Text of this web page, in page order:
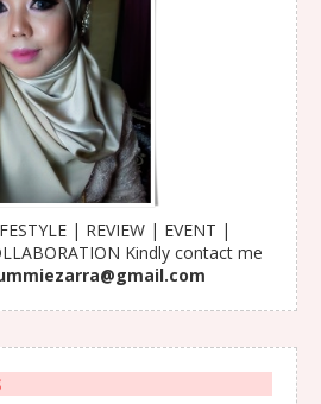
| REVIEW | EVENT |
Kindly contact me